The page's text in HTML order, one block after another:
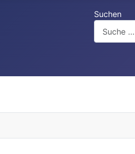
Suchen